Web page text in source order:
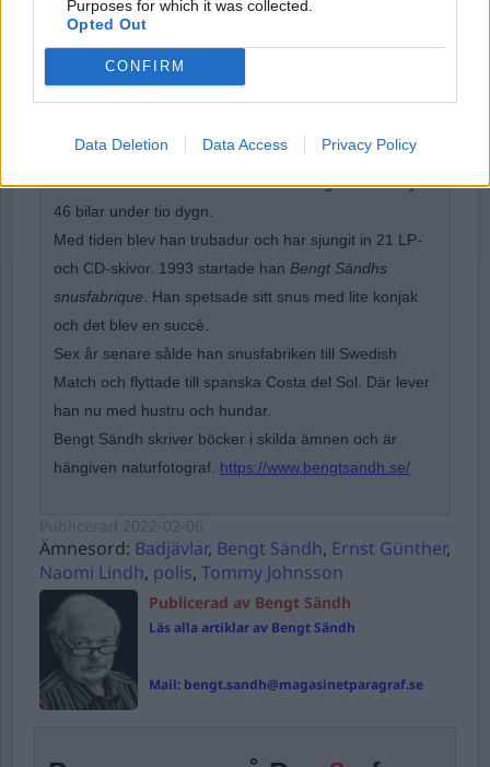
Purposes for which it was collected.
Opted Out
CONFIRM
Data Deletion Data Access Privacy Policy
Stöd Para§rafs bevakning av rättssäkerheten
enligt polisen hann Bengt innan dess, i unga år, sätta
ett informellt svenskt rekord i bilstölder genom att stjäla
46 bilar under tio dygn.
Med tiden blev han trubadur och har sjungit in 21 LP-
och CD-skivor. 1993 startade han Bengt Sändhs
snusfabrique . Han spetsade sitt snus med lite konjak
och det blev en succé.
Sex år senare sålde han snusfabriken till Swedish
Match och flyttade till spanska Costa del Sol. Där lever
han nu med hustru och hundar.
Bengt Sändh skriver böcker i skilda ämnen och är
hängiven naturfotograf. https://www.bengtsandh.se/
Ämnesord: Badjävlar, Bengt Sändh, Ernst Günther,
Naomi Lindh, polis, Tommy Johnsson
Publicerad av Bengt Sändh
Läs alla artiklar av Bengt Sändh
Mail: bengt.sandh@magasinetparagraf.se